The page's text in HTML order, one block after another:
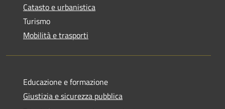
Catasto e urbanistica
Turismo
Mobilità e trasporti
Educazione e formazione
Giustizia e sicurezza pubblica